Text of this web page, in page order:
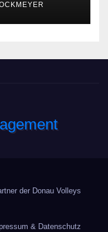
der Donau Volleys
& Datenschutz